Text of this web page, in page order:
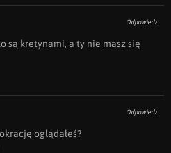
Odpowiedz
są kretynami, a ty nie masz się
Odpowiedz
oglądałeś?